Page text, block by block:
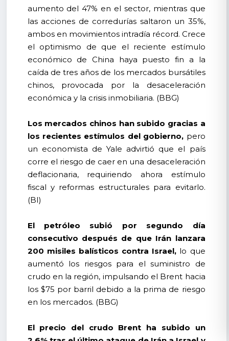
aumento del 47% en el sector, mientras que
las acciones de corredurías saltaron un 35%,
ambos en movimientos intradía récord. Crece
el optimismo de que el reciente estímulo
económico de China haya puesto fin a la
caída de tres años de los mercados bursátiles
chinos, provocada por la desaceleración
económica y la crisis inmobiliaria. (BBG)
Los mercados chinos han subido gracias a
los recientes estímulos del gobierno, pero
un economista de Yale advirtió que el país
corre el riesgo de caer en una desaceleración
deflacionaria, requiriendo ahora estímulo
fiscal y reformas estructurales para evitarlo.
(BI)
El petróleo subió por segundo día
consecutivo después de que Irán lanzara
200 misiles balísticos contra Israel, lo que
aumentó los riesgos para el suministro de
crudo en la región, impulsando el Brent hacia
los $75 por barril debido a la prima de riesgo
en los mercados. (BBG)
El precio del crudo Brent ha subido un